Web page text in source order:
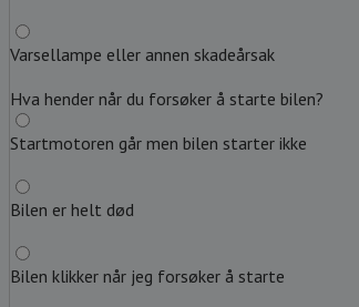
Varsellampe eller annen skadeårsak
Hva hender når du forsøker å starte bilen?
Startmotoren går men bilen starter ikke
Bilen er helt død
Bilen klikker når jeg forsøker å starte